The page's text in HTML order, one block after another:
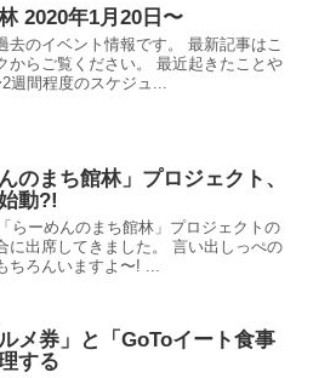
2020年1月20日〜
去のイベント情報です。 最新記事はこ
からご覧ください。 最近起きたことや
週間程度のスケジュ...
のまち館林」プロジェクト、
動?!
らーめんのまち館林」プロジェクトの
に出席してきました。 言い出しっぺの
ちろんいますよ〜! ...
ルメ券」と「GoToイート食事
する